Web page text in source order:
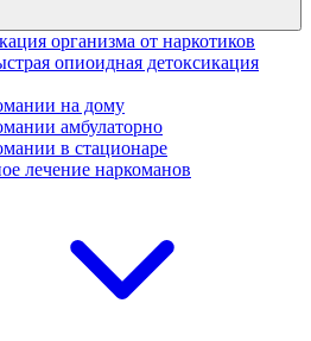
организма от наркотиков
опиоидная детоксикация
на дому
амбулаторно
в стационаре
лечение наркоманов